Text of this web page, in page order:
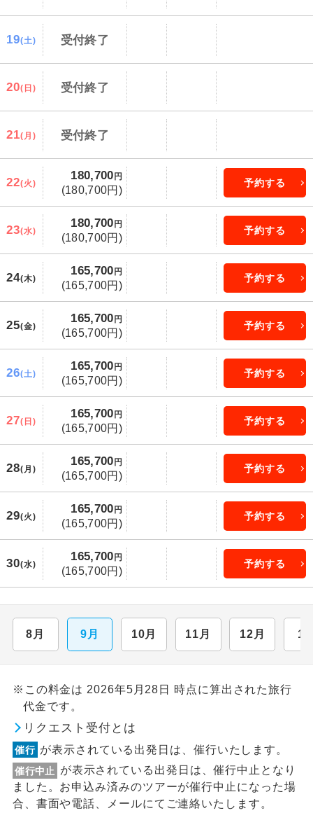
19(土) 受付終了
20(日) 受付終了
21(月) 受付終了
22(火)
180,700 円
(180,700円)
予約する
23(水)
180,700 円
(180,700円)
予約する
24(木)
165,700 円
(165,700円)
予約する
25(金)
165,700 円
(165,700円)
予約する
26(土)
165,700 円
(165,700円)
予約する
27(日)
165,700 円
(165,700円)
予約する
28(月)
165,700 円
(165,700円)
予約する
29(火)
165,700 円
(165,700円)
予約する
30(水)
165,700 円
(165,700円)
予約する
8月 9月 10月 11月 12月 1
※この料金は 2026年5月28日 時点に算出された旅行
代金です。
リクエスト受付とは
催行 が表示されている出発日は、催行いたします。
催行中止
が表示されている出発日は、催行中止となり
ました。お申込み済みのツアーが催行中止になった場
合、書面や電話、メールにてご連絡いたします。